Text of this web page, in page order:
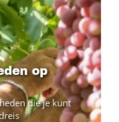
op
die je kunt